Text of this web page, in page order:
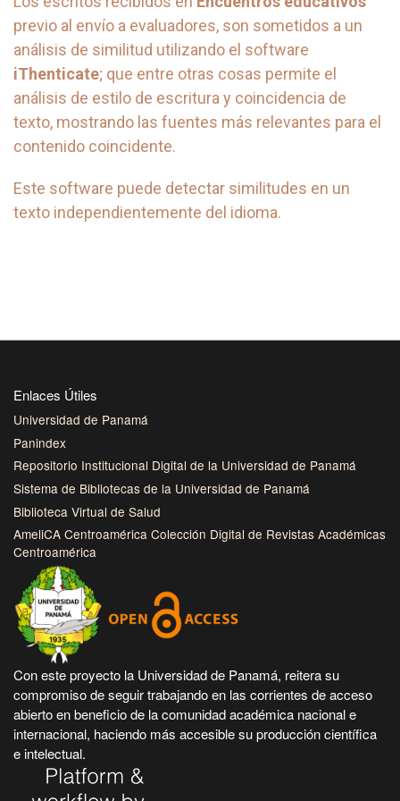
previo al envío a evaluadores, son sometidos a un
análisis de similitud utilizando el software
iThenticate; que entre otras cosas permite el
análisis de estilo de escritura y coincidencia de
texto, mostrando las fuentes más relevantes para el
contenido coincidente.
Este software puede detectar similitudes en un
texto independientemente del idioma.
Enlaces Útiles
Universidad de Panamá
Panindex
Repositorio Institucional Digital de la Universidad de Panamá
Sistema de Bibliotecas de la Universidad de Panamá
Biblioteca Virtual de Salud
AmeliCA Centroamérica Colección Digital de Revistas Académicas
Centroamérica
Con este proyecto la Universidad de Panamá, reitera su
compromiso de seguir trabajando en las corrientes de acceso
abierto en beneficio de la comunidad académica nacional e
internacional, haciendo más accesible su producción científica
e intelectual.